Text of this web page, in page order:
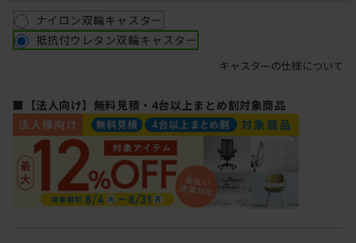
ナイロン双輪キャスター
抵抗付ウレタン双輪キャスター
キャスターの仕様について
■【法人向け】無料見積・4台以上まとめ割対象商品